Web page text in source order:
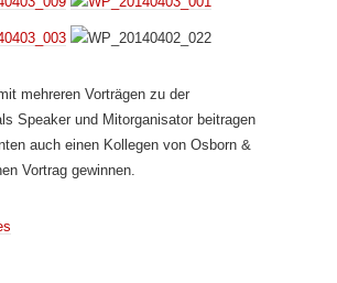
mehreren Vorträgen zu der
Speaker und Mitorganisator beitragen
auch einen Kollegen von Osborn &
Vortrag gewinnen.